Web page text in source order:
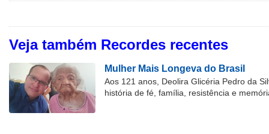
Veja também Recordes recentes
Mulher Mais Longeva do Brasil
Aos 121 anos, Deolira Glicéria Pedro da
história de fé, família, resistência e